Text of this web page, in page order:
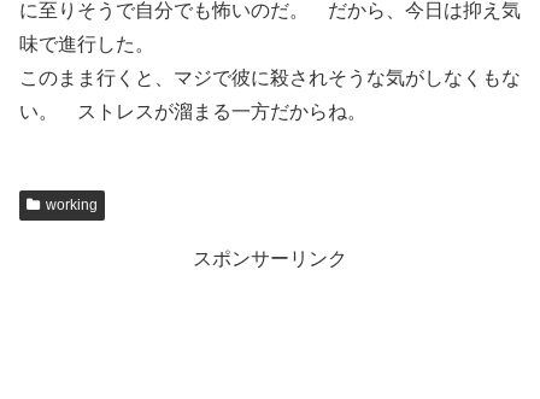
に至りそうで自分でも怖いのだ。 だから、今日は抑え気
味で進行した。
このまま行くと、マジで彼に殺されそうな気がしなくもな
い。 ストレスが溜まる一方だからね。
working
スポンサーリンク